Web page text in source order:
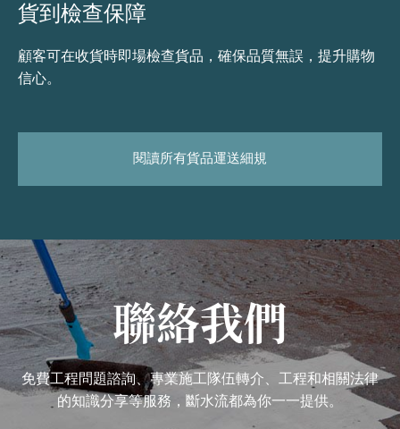
貨到檢查保障
顧客可在收貨時即場檢查貨品，確保品質無誤，提升購物
信心。
閱讀所有貨品運送細規
聯絡我們
免費工程問題諮詢、專業施工隊伍轉介、工程和相關法律
的知識分享等服務，斷水流都為你一一提供。